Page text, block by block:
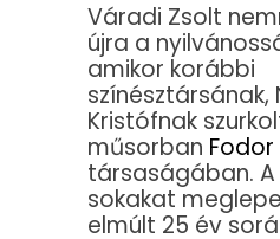
Váradi Zsolt
újra a
amikor korábbi
színésztársának,
Kristófnak
műsorban Fodor
társaságában.
sokakat
elmúlt 25 év